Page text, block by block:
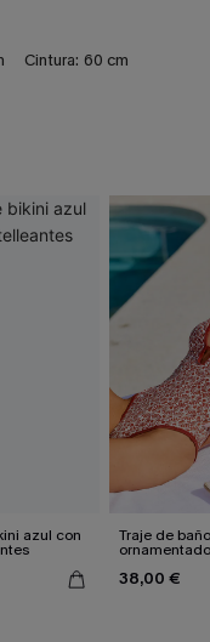
Cintura: 60 cm
azul con Traje de
38,00 €